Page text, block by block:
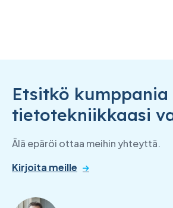
Etsitkö kumppania
tietotekniikkaasi
Älä epäröi ottaa meihin yhteyttä.
Kirjoita meille